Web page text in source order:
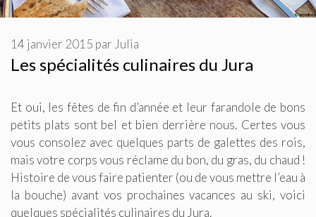
Les spécialités culinaires du Jura
14 janvier 2015 par Julia
Et oui, les fêtes de fin d’année et leur farandole de bons
petits plats sont bel et bien derrière nous. Certes vous
vous consolez avec quelques parts de galettes des rois,
mais votre corps vous réclame du bon, du gras, du chaud !
Histoire de vous faire patienter (ou de vous mettre l’eau à
la bouche) avant vos prochaines vacances au ski, voici
quelques spécialités culinaires du Jura.